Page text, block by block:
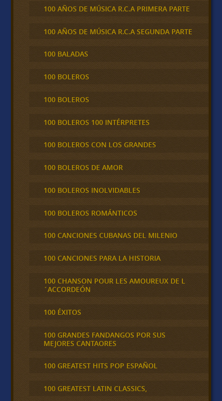
100 AÑOS DE MÚSICA R.C.A PRIMERA PARTE
100 AÑOS DE MÚSICA R.C.A SEGUNDA PARTE
100 BALADAS
100 BOLEROS
100 BOLEROS
100 BOLEROS 100 INTÉRPRETES
100 BOLEROS CON LOS GRANDES
100 BOLEROS DE AMOR
100 BOLEROS INOLVIDABLES
100 BOLEROS ROMÁNTICOS
100 CANCIONES CUBANAS DEL MILENIO
100 CANCIONES PARA LA HISTORIA
100 CHANSON POUR LES AMOUREUX DE L
´ACCORDEÓN
100 ÉXITOS
100 GRANDES FANDANGOS POR SUS
MEJORES CANTAORES
100 GREATEST HITS POP ESPAÑOL
100 GREATEST LATIN CLASSICS,